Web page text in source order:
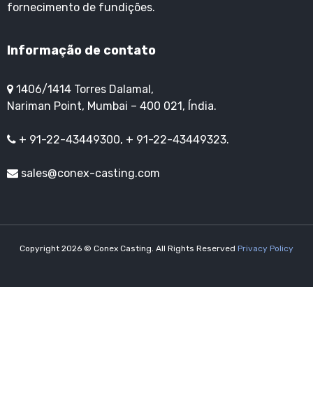
fornecimento de fundições.
Informação de contato
1406/1414 Torres Dalamal,
Nariman Point, Mumbai – 400 021, Índia.
+ 91-22-43449300, + 91-22-43449323.
sales@conex-casting.com
Copyright 2026 © Conex Casting. All Rights Reserved Privacy Policy